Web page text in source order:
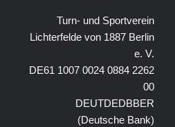
Turn- und Sportverein
Lichterfelde von 1887 Berlin
e. V.
DE61 1007 0024 0884 2262
00
DEUTDEDBBER
(Deutsche Bank)